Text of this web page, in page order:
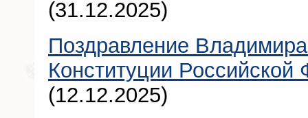
(31.12.2025)
Поздравление
Конституции Российской
(12.12.2025)